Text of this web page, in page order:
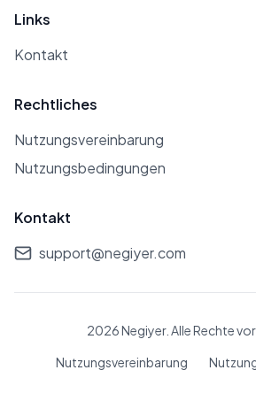
und ledig. Über sein
jedoch gibt es einige
2023 mit seiner Freundin
aufgenommen hat.
seiner Freundin sind nicht
und begann seine
Powerlifter. Mit seiner
seinem Wissen im
zu einer beliebten Figur
Links
Kontakt
Rechtliches
Nutzungsvereinbarung
Nutzungsbedingungen
Kontakt
support@negiyer.com
2026 Negiyer. Alle Rechte
Nutzungsvereinbarung